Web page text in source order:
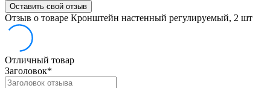
Оставить свой отзыв
Отзыв о товаре Кронштейн настенный регулируемый, 2 шт
Отличный товар
Заголовок*